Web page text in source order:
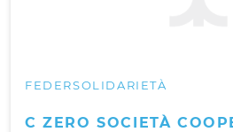
FEDERSOLIDARIETÀ
C ZERO SOCIETÀ